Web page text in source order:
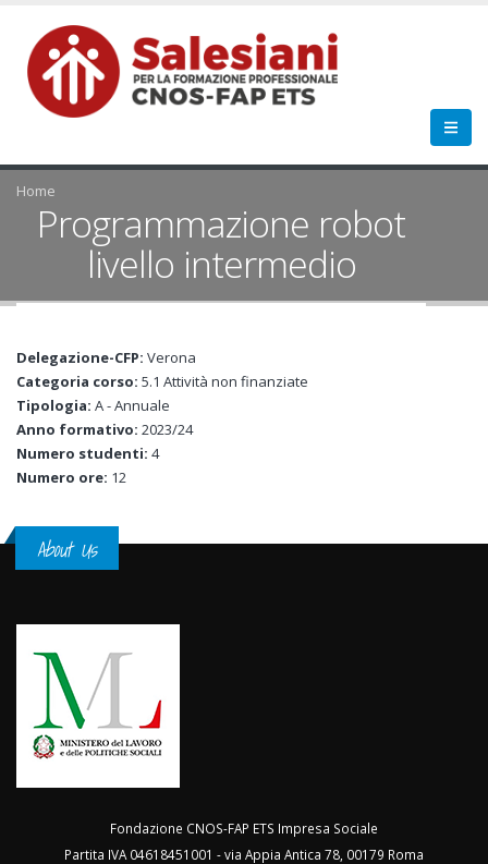
Home
Programmazione robot
livello intermedio
Delegazione-CFP: Verona
Categoria corso: 5.1 Attività non finanziate
Tipologia: A - Annuale
Anno formativo: 2023/24
Numero studenti: 4
Numero ore: 12
About Us
Fondazione CNOS-FAP ETS Impresa Sociale
Partita IVA 04618451001 - via Appia Antica 78, 00179 Roma